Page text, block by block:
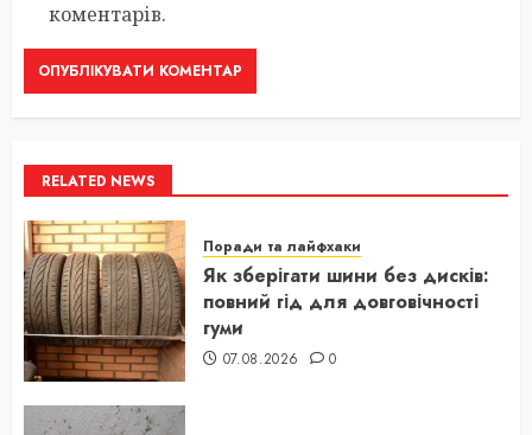
коментарів.
RELATED NEWS
Поради та лайфхаки
Як зберігати шини без дисків:
повний гід для довговічності
гуми
07.08.2026 0